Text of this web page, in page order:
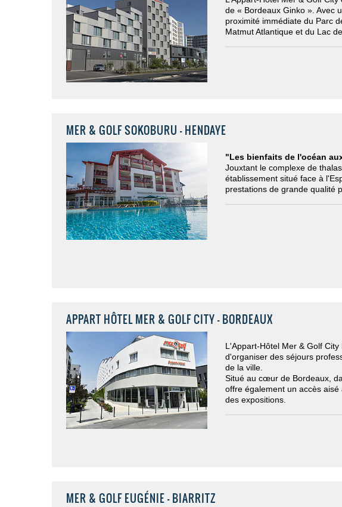
de « Bordeaux Ginko ». Avec
proximité immédiate du Parc
Matmut Atlantique et du Lac
MER & GOLF SOKOBURU - HENDAYE
"Les bienfaits de l'océan
Jouxtant le complexe de
établissement situé face à
prestations de grande qualité
APPART HÔTEL MER & GOLF CITY - BORDEAUX
L'Appart-Hôtel Mer & Golf
d'organiser des séjours
de la ville.
Situé au cœur de Bordeaux,
offre également un accès aisé
des expositions.
MER & GOLF EUGÉNIE - BIARRITZ